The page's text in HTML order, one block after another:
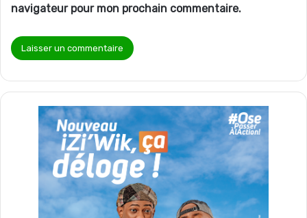
navigateur pour mon prochain commentaire.